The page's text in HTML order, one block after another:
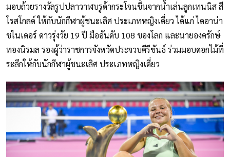
มอบถ้วยรางวัลรูปปลาวาฬบรูด้ากระโจนขึ้นจากน้ำเล่นลูกเทนนิส สี
โรสโกลด์ ให้กับนักกีฬาผู้ชนะเลิศ ประเภทหญิงเดี่ยว ได้แก่ ไดอาน่า
ชไนเดอร์ ดาวรุ่งวัย 19 ปี มืออันดับ 108 ของโลก และนายองครักษ์
ทองนิรมล รองผู้ว่าราชการจังหวัดประจวบคีรีขันธ์ ร่วมมอบดอกไม้ที่
ระลึกให้กับนักกีฬาผู้ชนะเลิศ ประเภทหญิงเดี่ยว